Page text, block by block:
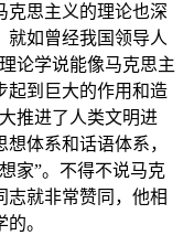
克思主义的理论也深
就如曾经我国领导人
论学说能像马克思主
起到巨大的作用和造
推进了人类文明进
体系和话语体系，
家”。不得不说马克
志就非常赞同，他相
。